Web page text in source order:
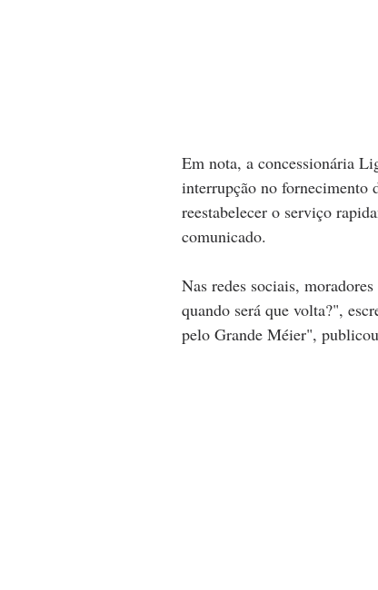
Em nota, a concessionária
interrupção no fornecimento
reestabelecer o serviço
comunicado.
Nas redes sociais,
quando será que volta?",
pelo Grande Méier",